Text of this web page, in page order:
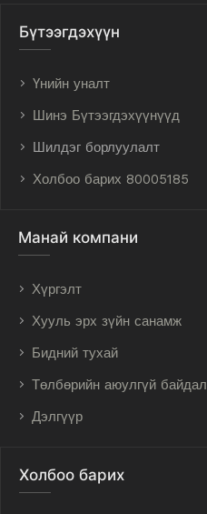
Бүтээгдэхүүн
Үнийн уналт
Шинэ Бүтээгдэхүүнүүд
Шилдэг борлуулалт
Холбоо барих 80005185
Манай компани
Хүргэлт
Хууль эрх зүйн санамж
Бидний тухай
Төлбөрийн аюулгүй байдал
Дэлгүүр
Холбоо барих